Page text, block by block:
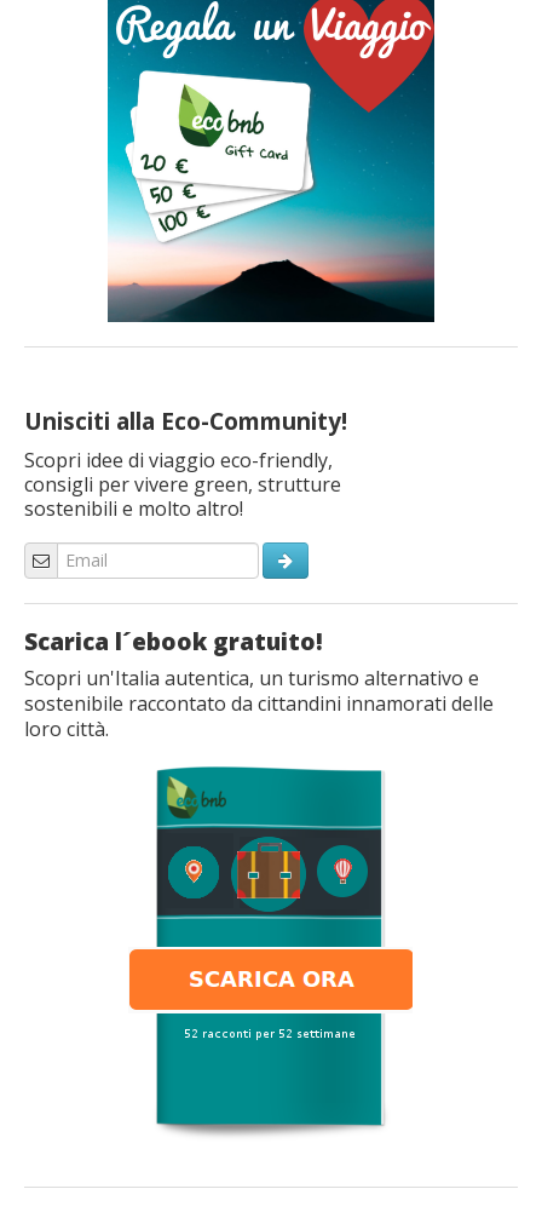
Unisciti alla Eco-Community!
Scopri idee di viaggio eco-friendly,
consigli per vivere green, strutture
sostenibili e molto altro!
Scarica l´ebook gratuito!
Scopri un'Italia autentica, un turismo alternativo e
sostenibile raccontato da cittandini innamorati delle
loro città.